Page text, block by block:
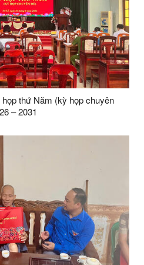
thứ Năm (kỳ họp chuyên
– 2031